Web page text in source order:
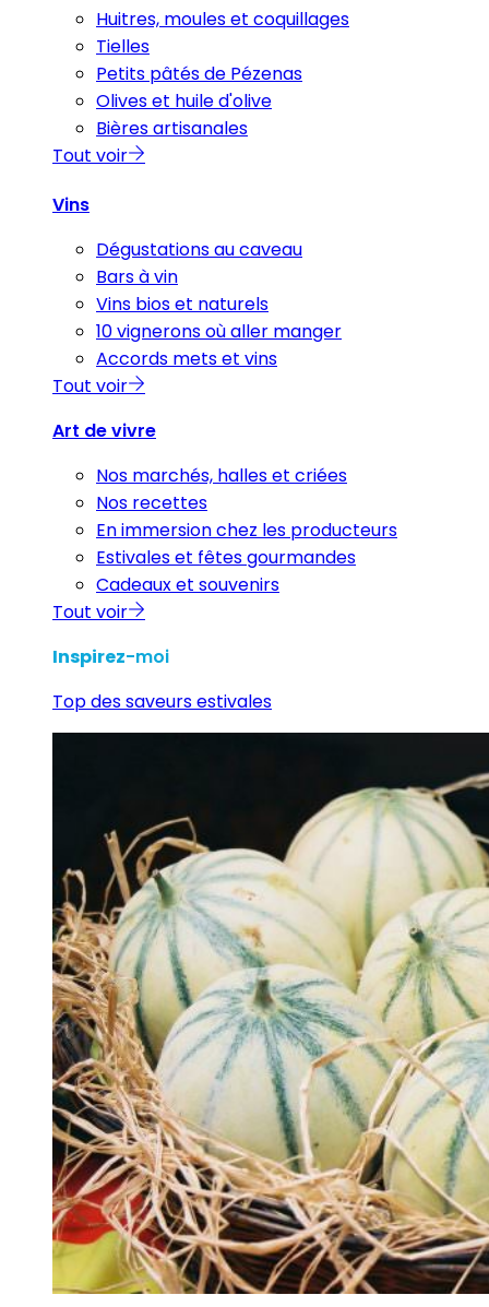
Huitres, moules et coquillages
Tielles
Petits pâtés de Pézenas
Olives et huile d'olive
Bières artisanales
Tout voir
Vins
Dégustations au caveau
Bars à vin
Vins bios et naturels
10 vignerons où aller manger
Accords mets et vins
Tout voir
Art de vivre
Nos marchés, halles et criées
Nos recettes
En immersion chez les producteurs
Estivales et fêtes gourmandes
Cadeaux et souvenirs
Tout voir
Inspirez-moi
Top des saveurs estivales